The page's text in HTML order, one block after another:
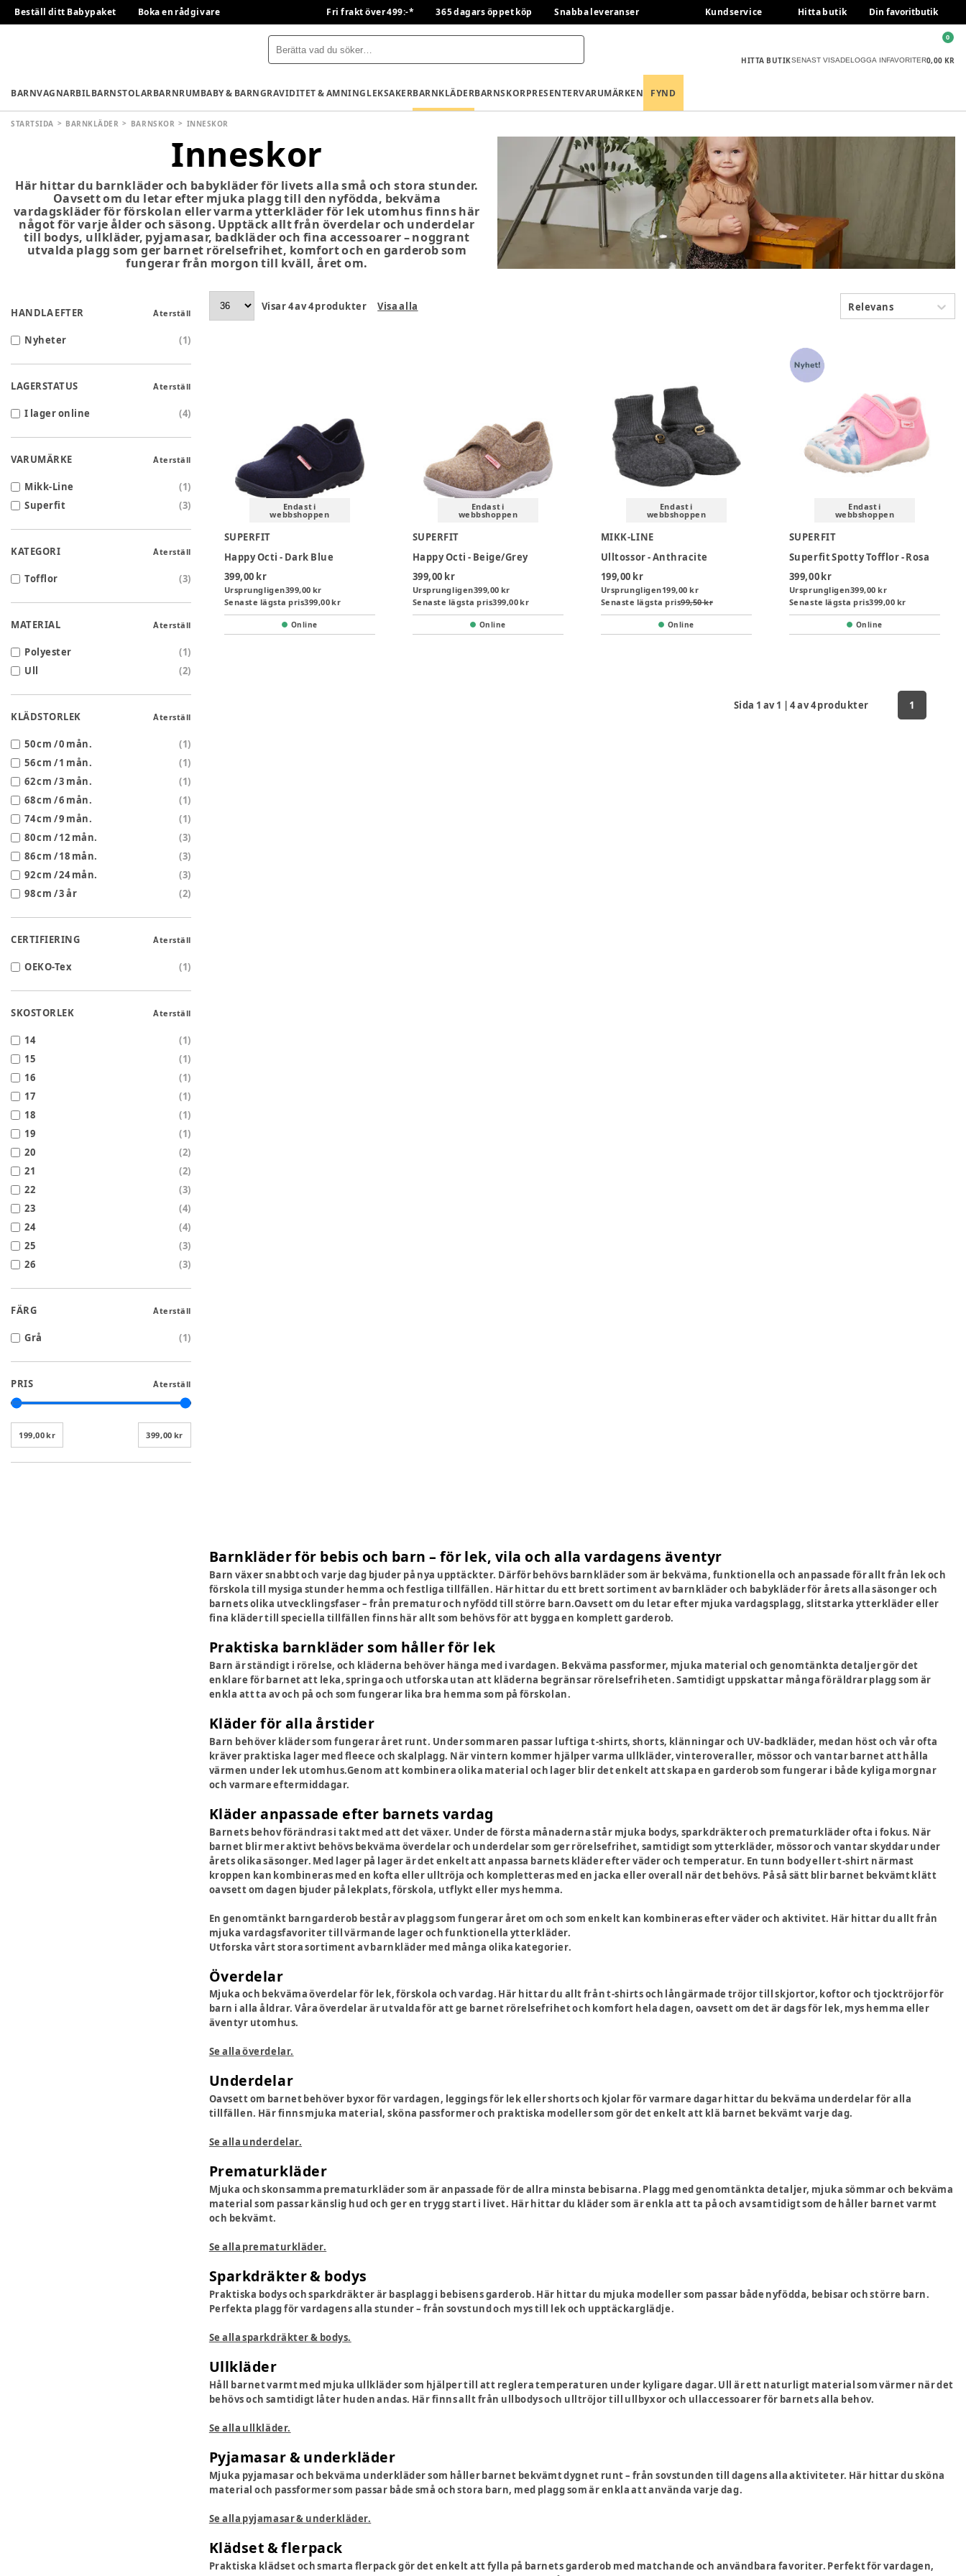
Beställ ditt Babypaket Boka en rådgivare Fri frakt över 499:-* 365 dagars öppet köp Snabba leveranser Kundservice Hitta butik Din favoritbutik
HITTA BUTIKSENAST VISADELOGGA INFAVORITER0,00 KR
0
BARNVAGNARBILBARNSTOLARBARNRUMBABY & BARNGRAVIDITET & AMNINGLEKSAKERBARNKLÄDERBARNSKORPRESENTERVARUMÄRKEN FYND
STARTSIDA BARNKLÄDER BARNSKOR INNESKOR
Inneskor
Här hittar du barnkläder och babykläder för livets alla små och stora stunder.
Oavsett om du letar efter mjuka plagg till den nyfödda, bekväma
vardagskläder för förskolan eller varma ytterkläder för lek utomhus finns här
något för varje ålder och säsong. Upptäck allt från överdelar och underdelar
till bodys, ullkläder, pyjamasar, badkläder och fina accessoarer – noggrant
utvalda plagg som ger barnet rörelsefrihet, komfort och en garderob som
fungerar från morgon till kväll, året om.
HANDLA EFTER Återställ
Nyheter (1)
LAGERSTATUS Återställ
I lager online (4)
VARUMÄRKE Återställ
Mikk-Line (1)
Superfit
(3)
KATEGORI Återställ
Tofflor (3)
MATERIAL Återställ
Polyester (1)
Ull
(2)
KLÄDSTORLEK Återställ
50 cm / 0 mån. (1)
56 cm / 1 mån.
(1)
62 cm / 3 mån.
(1)
68 cm / 6 mån.
(1)
74 cm / 9 mån.
(1)
80 cm / 12 mån.
(3)
86 cm / 18 mån.
(3)
92 cm / 24 mån.
(3)
98 cm / 3 år
(2)
CERTIFIERING Återställ
OEKO-Tex (1)
SKOSTORLEK Återställ
14 (1)
15
(1)
16
(1)
17
(1)
18
(1)
19
(1)
20
(2)
21
(2)
22
(3)
23
(4)
24
(4)
25
(3)
26
(3)
FÄRG Återställ
Grå (1)
PRIS Återställ
199,00 kr 399,00 kr
Visar4av4produkter Visa alla Relevans
Endast i
webbshoppen
SUPERFIT
Happy Octi - Dark Blue
399,00 kr
Ursprungligen399,00 kr
Senaste lägsta pris399,00 kr
Online
Endast i
webbshoppen
SUPERFIT
Happy Octi - Beige/Grey
399,00 kr
Ursprungligen399,00 kr
Senaste lägsta pris399,00 kr
Online
Endast i
webbshoppen
MIKK-LINE
Ulltossor - Anthracite
199,00 kr
Ursprungligen199,00 kr
Senaste lägsta pris99,50 kr
Online
Endast i
webbshoppen
SUPERFIT
Superfit Spotty Tofflor - Rosa
399,00 kr
Ursprungligen399,00 kr
Senaste lägsta pris399,00 kr
Online
Sida 1 av1 |4av4produkter 1
Barnkläder för bebis och barn – för lek, vila och alla vardagens äventyr
Barn växer snabbt och varje dag bjuder på nya upptäckter. Därför behövs barnkläder som är bekväma, funktionella och anpassade för allt från lek och
förskola till mysiga stunder hemma och festliga tillfällen. Här hittar du ett brett sortiment av barnkläder och babykläder för årets alla säsonger och
barnets olika utvecklingsfaser – från prematur och nyfödd till större barn.Oavsett om du letar efter mjuka vardagsplagg, slitstarka ytterkläder eller
fina kläder till speciella tillfällen finns här allt som behövs för att bygga en komplett garderob.
Praktiska barnkläder som håller för lek
Barn är ständigt i rörelse, och kläderna behöver hänga med i vardagen. Bekväma passformer, mjuka material och genomtänkta detaljer gör det
enklare för barnet att leka, springa och utforska utan att kläderna begränsar rörelsefriheten. Samtidigt uppskattar många föräldrar plagg som är
enkla att ta av och på och som fungerar lika bra hemma som på förskolan.
Kläder för alla årstider
Barn behöver kläder som fungerar året runt. Under sommaren passar luftiga t-shirts, shorts, klänningar och UV-badkläder, medan höst och vår ofta
kräver praktiska lager med fleece och skalplagg. När vintern kommer hjälper varma ullkläder, vinteroveraller, mössor och vantar barnet att hålla
värmen under lek utomhus.Genom att kombinera olika material och lager blir det enkelt att skapa en garderob som fungerar i både kyliga morgnar
och varmare eftermiddagar.
Kläder anpassade efter barnets vardag
Barnets behov förändras i takt med att det växer. Under de första månaderna står mjuka bodys, sparkdräkter och prematurkläder ofta i fokus. När
barnet blir mer aktivt behövs bekväma överdelar och underdelar som ger rörelsefrihet, samtidigt som ytterkläder, mössor och vantar skyddar under
årets olika säsonger. Med lager på lager är det enkelt att anpassa barnets kläder efter väder och temperatur. En tunn body eller t-shirt närmast
kroppen kan kombineras med en kofta eller ulltröja och kompletteras med en jacka eller overall när det behövs. På så sätt blir barnet bekvämt klätt
oavsett om dagen bjuder på lekplats, förskola, utflykt eller mys hemma.
En genomtänkt barngarderob består av plagg som fungerar året om och som enkelt kan kombineras efter väder och aktivitet. Här hittar du allt från
mjuka vardagsfavoriter till värmande lager och funktionella ytterkläder.
Utforska vårt stora sortiment av barnkläder med många olika kategorier.
Överdelar
Mjuka och bekväma överdelar för lek, förskola och vardag. Här hittar du allt från t-shirts och långärmade tröjor till skjortor, koftor och tjocktröjor för
barn i alla åldrar. Våra överdelar är utvalda för att ge barnet rörelsefrihet och komfort hela dagen, oavsett om det är dags för lek, mys hemma eller
äventyr utomhus.
Se alla överdelar.
Underdelar
Oavsett om barnet behöver byxor för vardagen, leggings för lek eller shorts och kjolar för varmare dagar hittar du bekväma underdelar för alla
tillfällen. Här finns mjuka material, sköna passformer och praktiska modeller som gör det enkelt att klä barnet bekvämt varje dag.
Se alla underdelar.
Prematurkläder
Mjuka och skonsamma prematurkläder som är anpassade för de allra minsta bebisarna. Plagg med genomtänkta detaljer, mjuka sömmar och bekväma
material som passar känslig hud och ger en trygg start i livet. Här hittar du kläder som är enkla att ta på och av samtidigt som de håller barnet varmt
och bekvämt.
Se alla prematurkläder.
Sparkdräkter & bodys
Praktiska bodys och sparkdräkter är basplagg i bebisens garderob. Här hittar du mjuka modeller som passar både nyfödda, bebisar och större barn.
Perfekta plagg för vardagens alla stunder – från sovstund och mys till lek och upptäckarglädje.
Se alla sparkdräkter & bodys.
Ullkläder
Håll barnet varmt med mjuka ullkläder som hjälper till att reglera temperaturen under kyligare dagar. Ull är ett naturligt material som värmer när det
behövs och samtidigt låter huden andas. Här finns allt från ullbodys och ulltröjor till ullbyxor och ullaccessoarer för barnets alla behov.
Se alla ullkläder.
Pyjamasar & underkläder
Mjuka pyjamasar och bekväma underkläder som håller barnet bekvämt dygnet runt – från sovstunden till dagens alla aktiviteter. Här hittar du sköna
material och passformer som passar både små och stora barn, med plagg som är enkla att använda varje dag.
Se alla pyjamasar & underkläder.
Klädset & flerpack
Praktiska klädset och smarta flerpack gör det enkelt att fylla på barnets garderob med matchande och användbara favoriter. Perfekt för vardagen,